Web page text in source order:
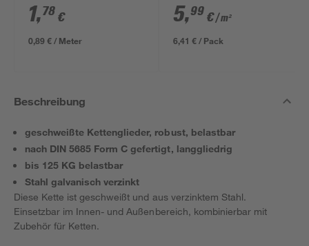
1,78 €
0,89 € / Meter
ungeschliffen 1690 x
634 x 12 mm
5,99 €/ m²
6,41 € / Pack
Beschreibung
geschweißte Kettenglieder, robust, belastbar
nach DIN 5685 Form C gefertigt, langgliedrig
bis 125 KG belastbar
Stahl galvanisch verzinkt
Diese Kette ist geschweißt und aus verzinktem Stahl.
Einsetzbar im Innen- und Außenbereich, kombinierbar mit
Zubehör für Ketten.